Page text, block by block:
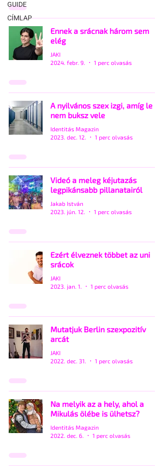
GUIDE
CÍMLAP
Ennek a srácnak három sem
elég
JAKI
2024. febr. 9.
1 perc olvasás
A nyilvános szex izgi, amíg le
nem buksz vele
Identitás Magazin
2023. dec. 12.
1 perc olvasás
Videó a meleg kéjutazás
legpikánsabb pillanatairól
Jakab István
2023. jún. 12.
1 perc olvasás
Ezért élveznek többet az uni
srácok
JAKI
2023. jan. 1.
1 perc olvasás
Mutatjuk Berlin szexpozitív
arcát
JAKI
2022. dec. 31.
1 perc olvasás
Na melyik az a hely, ahol a
Mikulás ölébe is ülhetsz?
Identitás Magazin
2022. dec. 6.
1 perc olvasás